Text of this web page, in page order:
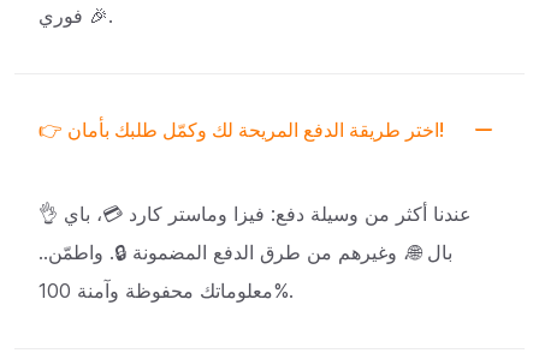
فوري 🎉.
👉 اختر طريقة الدفع المريحة لك وكمّل طلبك بأمان!
👌 عندنا أكثر من وسيلة دفع: فيزا وماستر كارد 💳، باي
بال 🌐، وغيرهم من طرق الدفع المضمونة 🔒. واطمّن..
معلوماتك محفوظة وآمنة 100%.